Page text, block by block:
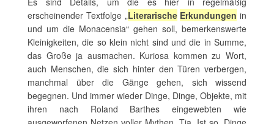
erscheinender Textfolge „Literarische Erkundungen in
und um die Monacensia“ gehen soll, bemerkenswerte
Kleinigkeiten, die so klein nicht sind und die in Summe,
das Große ja ausmachen. Kuriosa kommen zu Wort,
auch Menschen, die sich hinter den Türen verbergen,
manchmal über die Gänge gehen, sich wissend
begegnen. Und immer wieder Dinge, Dinge, Objekte, mit
ihren nach Roland Barthes eingewebten wie